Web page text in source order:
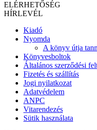
ELÉRHETŐSÉG
HÍRLEVÉL
Kiadó
Nyomda
A könyv útja
Könyvesboltok
Általános szerződési
Fizetés és szállítás
Jogi nyilatkozat
Adatvédelem
ANPC
Vitarendezés
Sütik használata